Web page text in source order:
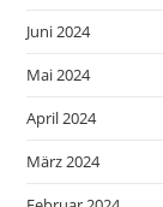
Juni 2024
Mai 2024
April 2024
März 2024